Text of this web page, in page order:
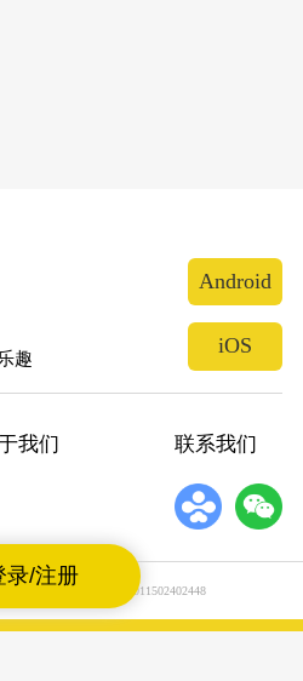
录/注册
趣
Android
iOS
我们 联系我们
沪公网安备31011502402448